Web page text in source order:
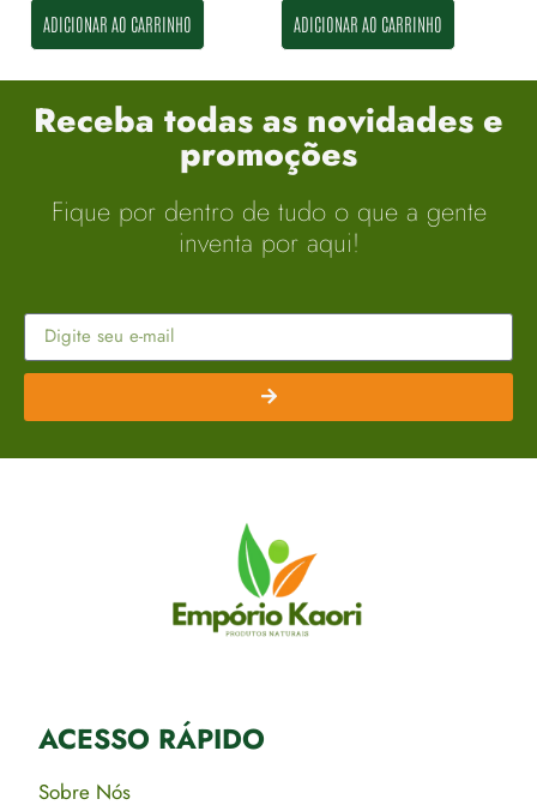
ADICIONAR AO CARRINHO ADICIONAR AO CARRINHO
Receba todas as novidades e
promoções
Fique por dentro de tudo o que a gente
inventa por aqui!
ACESSO RÁPIDO​
Sobre Nós